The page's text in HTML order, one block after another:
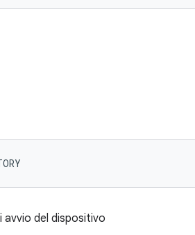
del dispositivo